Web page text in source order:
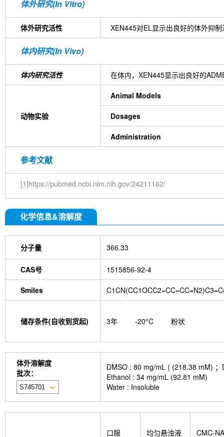
体外研究(In Vitro)
体外研究活性 XEN445对EL显示出良好的体外抑
体内研究(In Vivo)
体内研究活性 在体内，XEN445显示出良好的
动物实验
Animal Models
Dosages
Administration
参考文献
[1]https://pubmed.ncbi.nlm.nih.gov/24211162/
化学信息&溶解度
分子量 366.33
CAS号 1515856-92-4
Smiles
储存条件(自收到货起) 3年 -20°C 粉状
体外溶解度
批次：
DMSO : 80 mg/mL ( (218.38 mM)
Ethanol : 34 mg/mL (92.81 mM)
Water : Insoluble
口服 均匀悬浊液 CMC-NA